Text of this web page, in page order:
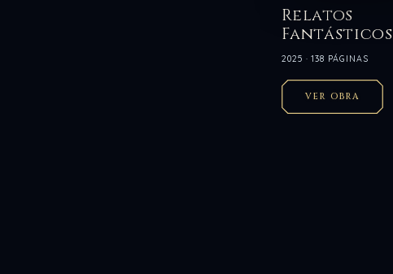
Relatos
Fantásticos
2025 · 138 PÁGINAS
VER OBRA